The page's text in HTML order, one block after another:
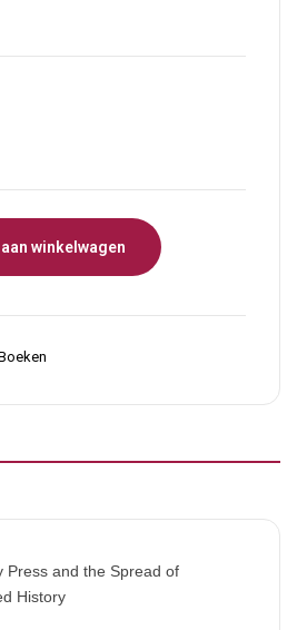
winkelwagen
Press and the Spread of
History